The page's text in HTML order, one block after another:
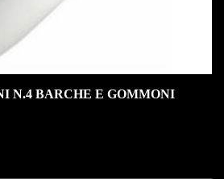
N.4 BARCHE E GOMMONI